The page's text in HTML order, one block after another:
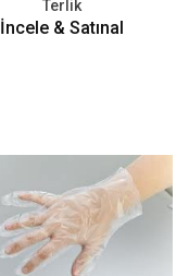
Terlik
İncele & Satınal